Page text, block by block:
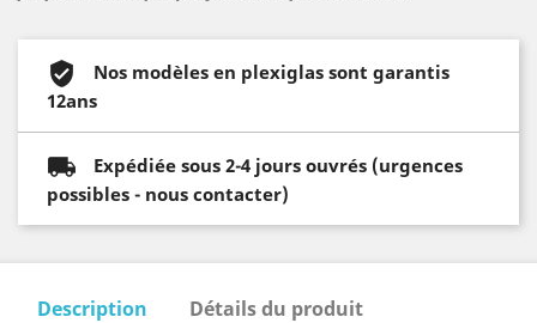
Nos modèles en plexiglas sont garantis
12ans
Expédiée sous 2-4 jours ouvrés (urgences
possibles - nous contacter)
Description Détails du produit